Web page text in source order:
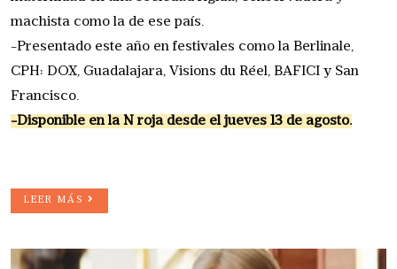
machista como la de ese país.
-Presentado este año en festivales como la Berlinale,
CPH: DOX, Guadalajara, Visions du Réel, BAFICI y San
Francisco.
-Disponible en la N roja desde el jueves 13 de agosto.
LEER MÁS